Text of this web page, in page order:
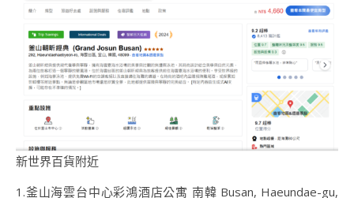
新世界百貨附近
1.釜山海雲台中心彩鴻酒店公寓 南韓 Busan, Haeundae-gu,